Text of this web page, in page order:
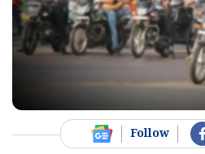
Follow